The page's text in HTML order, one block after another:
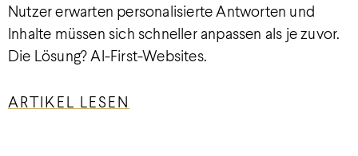
Nutzer erwarten personalisierte Antworten und
Inhalte müssen sich schneller anpassen als je zuvor.
Die Lösung? AI-First-Websites.
ARTIKEL LESEN